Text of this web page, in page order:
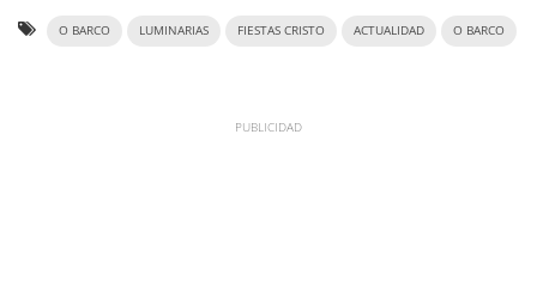
O BARCO LUMINARIAS FIESTAS CRISTO ACTUALIDAD O BARCO